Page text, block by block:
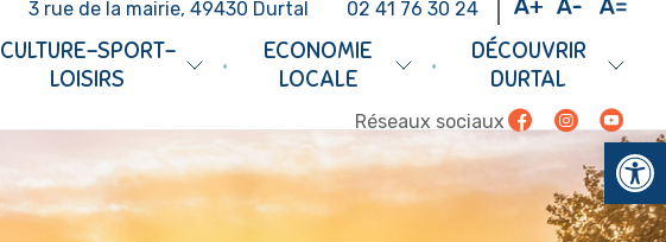
3 rue de la mairie, 49430 Durtal 02 41 76 30 24
CULTURE-SPORT-
LOISIRS
•
ECONOMIE
LOCALE
•
DÉCOUVRIR
DURTAL
Réseaux sociaux FacebookInstagram